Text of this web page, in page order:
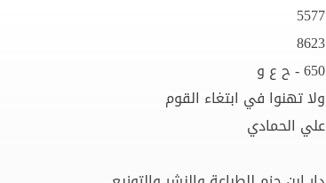
5577
8623
650 - ح ع و
ولا تهنوا في ابتغاء القوم
علي الحمادي